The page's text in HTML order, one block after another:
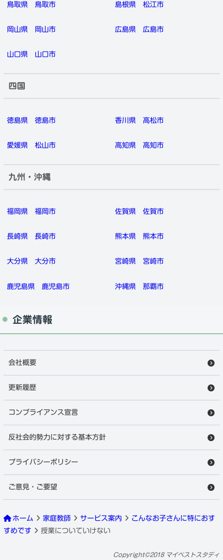
鳥取県 鳥取市 島根県 松江市
岡山県 岡山市 広島県 広島市
山口県 山口市
四国
徳島県 徳島市 香川県 高松市
愛媛県 松山市 高知県 高知市
九州・沖縄
福岡県 福岡市 佐賀県 佐賀市
長崎県 長崎市 熊本県 熊本市
大分県 大分市 宮崎県 宮崎市
鹿児島県 鹿児島市 沖縄県 那覇市
企業情報
会社概要
更新履歴
コンプライアンス宣言
反社会的勢力に対する基本方針
プライバシーポリシー
ご意見・ご要望
ホーム 家庭教師 サービス案内
こんなお子さんに特におす
すめです
授業についていけない
Copyright©2018 マイベストスタディ